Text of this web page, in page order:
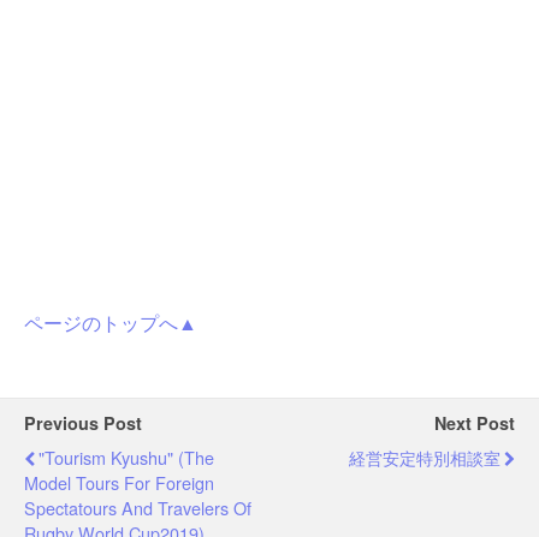
ページのトップへ▲
Previous Post
"Tourism Kyushu" (The
Model Tours For Foreign
Spectatours And Travelers Of
Next Post
経営安定特別相談室